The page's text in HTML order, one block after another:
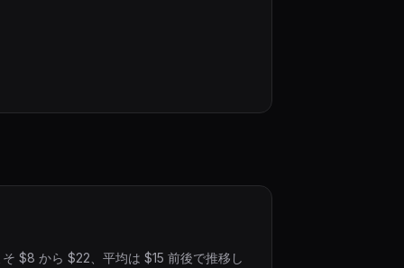
$8 から $22、平均は $15 前後で推移し